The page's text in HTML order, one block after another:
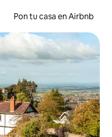
Pon tu casa en Airbnb